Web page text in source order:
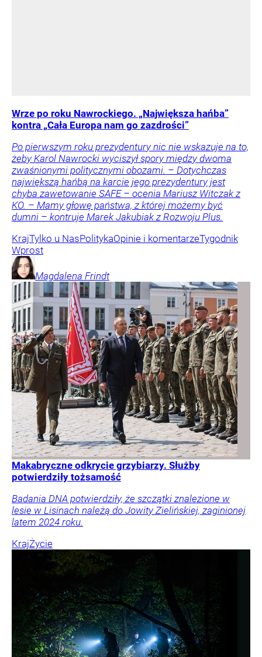
Wrze po roku Nawrockiego. „Największa hańba”
kontra „Cała Europa nam go zazdrości”
Po pierwszym roku prezydentury nic nie wskazuje na to,
żeby Karol Nawrocki wyciszył spory między dwoma
zwaśnionymi politycznymi obozami. – Dotychczas
największą hańbą na karcie jego prezydentury jest
chyba zawetowanie SAFE – ocenia Mariusz Witczak z
KO. – Mamy głowę państwa, z której możemy być
dumni – kontruje Marek Jakubiak z Rozwoju Plus.
KrajTylko u NasPolitykaOpinie i komentarzeTygodnik
Wprost
Magdalena Frindt
Makabryczne odkrycie grzybiarzy. Służby
potwierdziły tożsamość
Badania DNA potwierdziły, że szczątki znalezione w
lesie w Lisinach należą do Jowity Zielińskiej, zaginionej
latem 2024 roku.
KrajŻycie